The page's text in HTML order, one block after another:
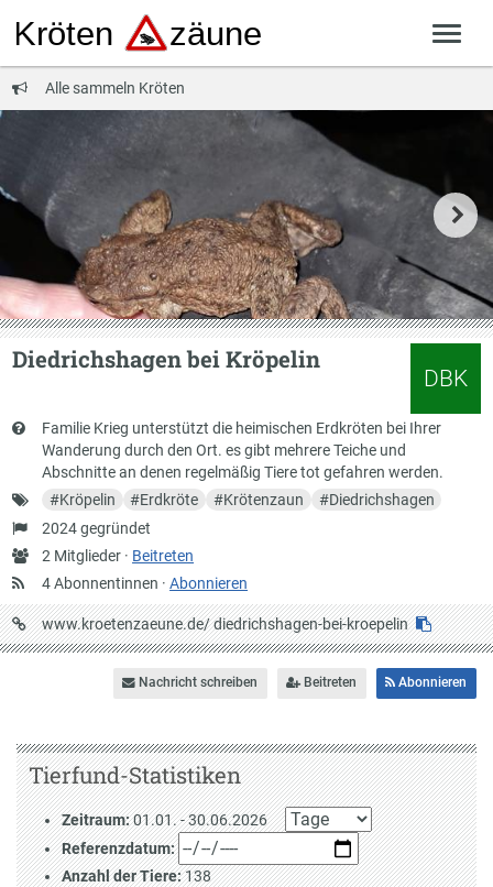
Alle sammeln Kröten
DBK
Diedrichshagen bei Kröpelin
Kurzbeschreibung
Familie Krieg unterstützt die heimischen Erdkröten bei Ihrer
Wanderung durch den Ort. es gibt mehrere Teiche und
Abschnitte an denen regelmäßig Tiere tot gefahren werden.
Schlagworte
#Kröpelin #Erdkröte #Krötenzaun #Diedrichshagen
Gründung
2024 gegründet
Anzahl
Mitglieder
2 Mitglieder · Beitreten
4 Abonnentinnen ·Abonnieren
URL
auf
www.kroetenzaeune.de/ diedrichshagen-bei-kroepelin
Nachricht schreiben Beitreten Abonnieren
Tierfund-Statistiken
Zeitraum:01.01. - 30.06.2026
Referenzdatum:
Anzahl der Tiere:138